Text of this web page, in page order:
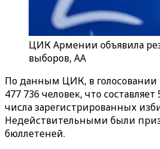
ЦИК Армении объявила
выборов, AA
По данным ЦИК, в голосовании
477 736 человек, что
числа зарегистрированных
Недействительными были
бюллетеней.